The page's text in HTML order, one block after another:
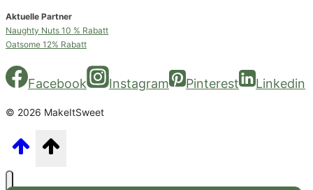
Aktuelle Partner
Naughty Nuts 10 % Rabatt
Oatsome 12% Rabatt
Facebook Instagram Pinterest Linkedin
© 2026 MakeItSweet